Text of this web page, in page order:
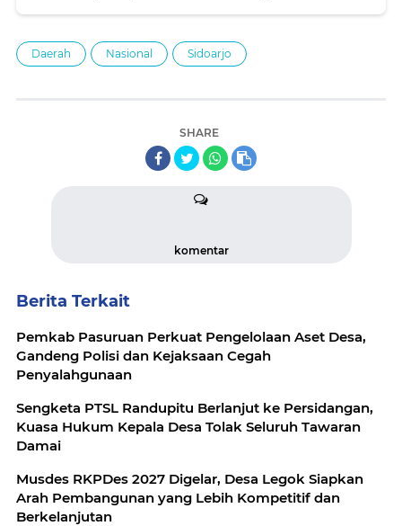
Daerah Nasional Sidoarjo
SHARE
komentar
Berita Terkait
Pemkab Pasuruan Perkuat Pengelolaan Aset Desa,
Gandeng Polisi dan Kejaksaan Cegah
Penyalahgunaan
Sengketa PTSL Randupitu Berlanjut ke Persidangan,
Kuasa Hukum Kepala Desa Tolak Seluruh Tawaran
Damai
Musdes RKPDes 2027 Digelar, Desa Legok Siapkan
Arah Pembangunan yang Lebih Kompetitif dan
Berkelanjutan